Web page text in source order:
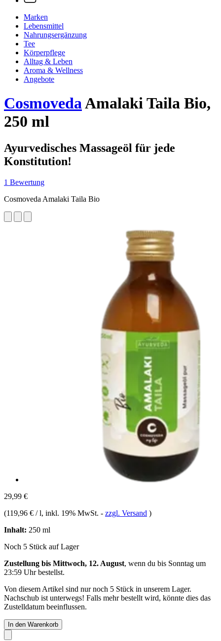
Marken
Lebensmittel
Nahrungsergänzung
Tee
Körperpflege
Alltag & Leben
Aroma & Wellness
Angebote
CosmovedaAmalaki Taila Bio,
250 ml
Ayurvedisches Massageöl für jede
Konstitution!
1 Bewertung
Cosmoveda Amalaki Taila Bio
29,99 €
(119,96 € / l, inkl. 19% MwSt. - zzgl. Versand )
Inhalt: 250 ml
Noch 5 Stück auf Lager
Zustellung bis Mittwoch, 12. August, wenn du bis Sonntag um
23:59 Uhrbestellst.
Von diesem Artikel sind nur noch 5 Stück in unserem Lager.
Nachschub ist unterwegs! Falls mehr bestellt wird, könnte dies das
Zustelldatum beeinflussen.
In den Warenkorb